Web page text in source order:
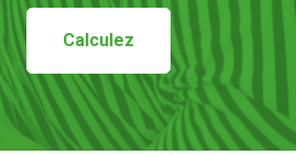
Calculez